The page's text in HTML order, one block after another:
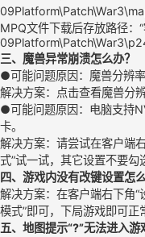
MPQ文件下载后存放路径：
三、魔兽异常崩溃怎么办？
●可能问题原因：魔兽分辨
解决方案：点击查看魔兽分
●可能问题原因：电脑支持
卡。
解决方案：请尝试在客户端
式”试一试，其它设置不要勾
四、游戏内没有改键设置怎
解决方案：在客户端右下角“
模式”即可，下局游戏即可正
五、地图提示“?”无法进入游